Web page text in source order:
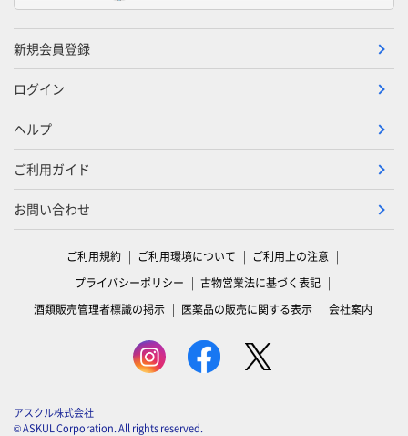
新規会員登録
ログイン
ヘルプ
ご利用ガイド
お問い合わせ
ご利用規約 ご利用環境について
ご利用上の注意
プライバシーポリシー
古物営業法に基づく表記
酒類販売管理者標識の掲示
医薬品の販売に関する表示 会社案内
アスクル株式会社
© ASKUL Corporation. All rights reserved.